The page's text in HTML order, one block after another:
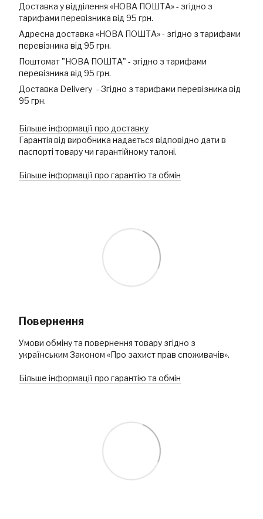
Доставка у відділення «НОВА ПОШТА» - згідно з
тарифами перевізника від 95 грн.
Адресна доставка «НОВА ПОШТА» - згідно з тарифами
перевізника від 95 грн.
Поштомат "НОВА ПОШТА" - згідно з тарифами
перевізника від 95 грн.
Доставка Delivery - Згідно з тарифами перевізника від
95 грн.
Більше інформації про доставку
Гарантія від виробника надається відповідно дати в
паспорті товару чи гарантійному талоні.
Більше інформації про гарантію та обмін
Повернення
Умови обміну та повернення товару згідно з
українським Законом «Про захист прав споживачів».
Більше інформації про гарантію та обмін